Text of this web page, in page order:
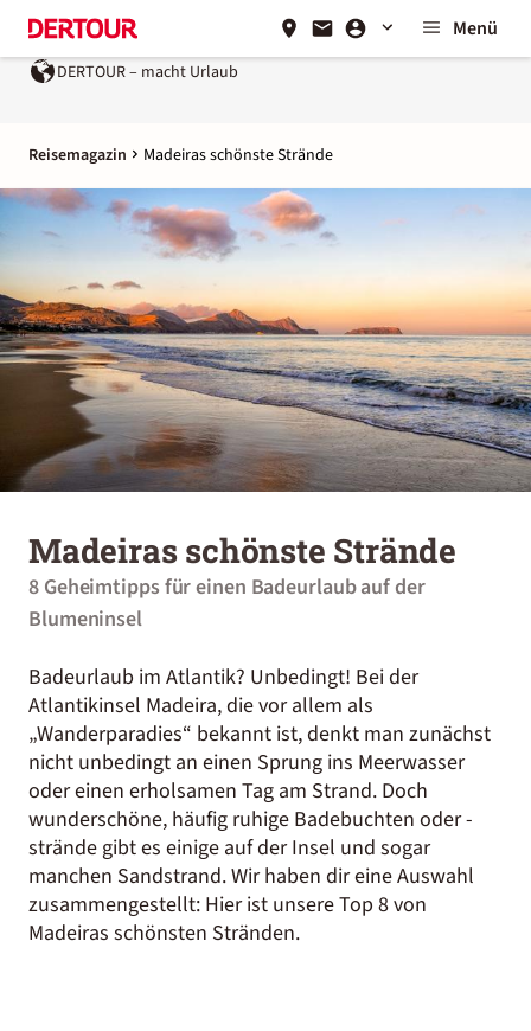
Menü
Urlaub Ein Unternehmen der
Reisemagazin Madeiras schönste Strände
Madeiras schönste Strände
8 Geheimtipps für einen Badeurlaub auf der
Blumeninsel
Badeurlaub im Atlantik? Unbedingt! Bei der
Atlantikinsel Madeira, die vor allem als
„Wanderparadies“ bekannt ist, denkt man zunächst
nicht unbedingt an einen Sprung ins Meerwasser
oder einen erholsamen Tag am Strand. Doch
wunderschöne, häufig ruhige Badebuchten oder -
strände gibt es einige auf der Insel und sogar
manchen Sandstrand. Wir haben dir eine Auswahl
zusammengestellt: Hier ist unsere Top 8 von
Madeiras schönsten Stränden.